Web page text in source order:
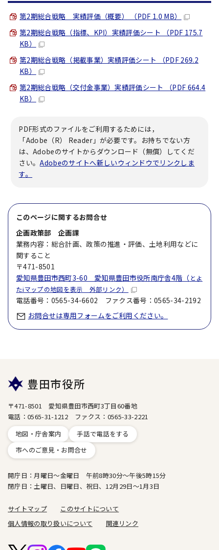
第2期総合戦略 実績評価（概要） （PDF 1.0 MB）
第2期総合戦略（指標、KPI）実績評価シート （PDF 175.7
KB）
第2期総合戦略（掲載事業）実績評価シート （PDF 269.2
KB）
第2期総合戦略（交付金事業）実績評価シート （PDF 664.4
KB）
PDF形式のファイルをご利用するためには，
「Adobe（R） Reader」が必要です。お持ちでない方
は、Adobeのサイトからダウンロード（無償）してくだ
さい。Adobeのサイトへ新しいウィンドウでリンクしま
す。
このページに関するお問合せ
企画政策部 企画課
業務内容：総合計画、政策の推進・評価、土地利用などに
関すること
〒471-8501
愛知県豊田市西町3-60 愛知県豊田市役所南庁舎4階（ とよ
たiマップの地図を表示 外部リンク）
電話番号：0565-34-6602 ファクス番号：0565-34-2192
お問合せは専用フォームをご利用ください。
豊田市役所
〒471-8501 愛知県豊田市西町3丁目60番地
電話：0565-31-1212 ファクス：0565-33-2221
地図・庁舎案内
手話で電話をする
市へのご意見・お問合せ
開庁日：月曜日～金曜日 午前8時30分～午後5時15分
閉庁日：土曜日、日曜日、祝日、12月29日～1月3日
サイトマップ
このサイトについて
個人情報の取り扱いについて
関連リンク